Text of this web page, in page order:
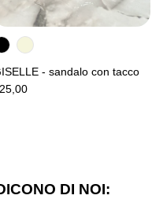
- sandalo con tacco
DI NOI: